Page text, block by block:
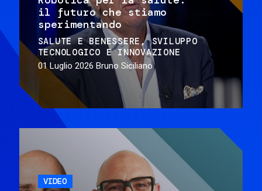
il futuro che stiamo
sperimentando
SALUTE E BENESSERE
SVILUPPO
TECNOLOGICO E INNOVAZIONE
01 Luglio 2026 Bruno Siciliano
VIDEO